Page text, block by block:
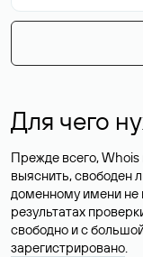
Для чего
Прежде всего, Whois
выяснить, свободен
доменному имени не
результатах
свободно и с
зарегистрировано.